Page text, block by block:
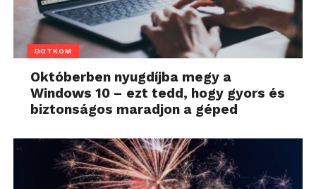
DOTKOM
Októberben nyugdíjba megy a
Windows 10 – ezt tedd, hogy gyors és
biztonságos maradjon a géped